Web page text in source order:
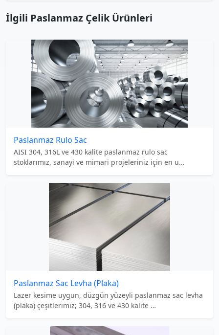
İlgili Paslanmaz Çelik Ürünleri
Paslanmaz Rulo Sac
AISI 304, 316L ve 430 kalite paslanmaz rulo sac
stoklarımız, sanayi ve mimari projeleriniz için en u…
Paslanmaz Sac Levha (Plaka)
Lazer kesime uygun, düzgün yüzeyli paslanmaz sac levha
(plaka) çeşitlerimiz; 304, 316 ve 430 kalite …